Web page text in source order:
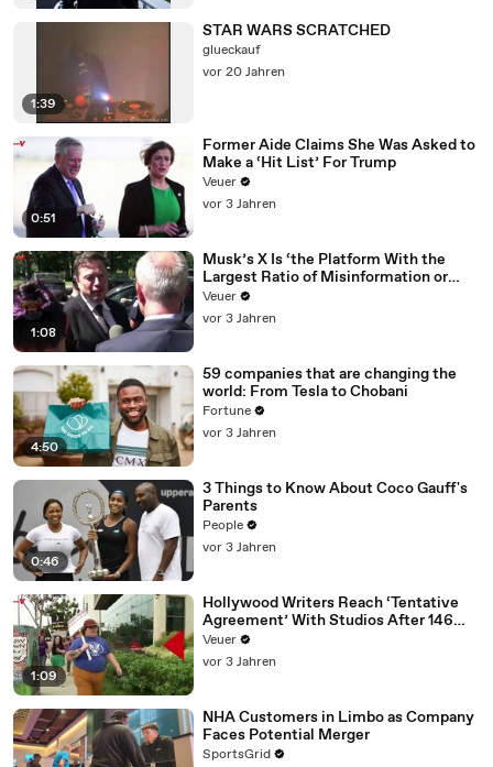
1:39
STAR WARS SCRATCHED
glueckauf
vor 20 Jahren
0:51
Former Aide Claims She Was Asked to
Make a ‘Hit List’ For Trump
Veuer
vor 3 Jahren
1:08
Musk’s X Is ‘the Platform With the
Largest Ratio of Misinformation or
Disinformation’ Amongst All Social
Media Platforms
Veuer
vor 3 Jahren
4:50
59 companies that are changing the
world: From Tesla to Chobani
Fortune
vor 3 Jahren
0:46
3 Things to Know About Coco Gauff's
Parents
People
vor 3 Jahren
1:09
Hollywood Writers Reach ‘Tentative
Agreement’ With Studios After 146
Day Strike
Veuer
vor 3 Jahren
NHA Customers in Limbo as Company
Faces Potential Merger
SportsGrid